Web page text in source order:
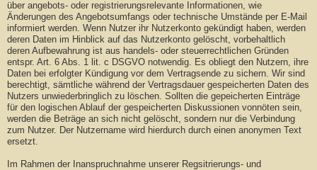
über angebots- oder registrierungsrelevante Informationen, wie
Änderungen des Angebotsumfangs oder technische Umstände per E-Mail
informiert werden. Wenn Nutzer ihr Nutzerkonto gekündigt haben, werden
deren Daten im Hinblick auf das Nutzerkonto gelöscht, vorbehaltlich
deren Aufbewahrung ist aus handels- oder steuerrechtlichen Gründen
entspr. Art. 6 Abs. 1 lit. c DSGVO notwendig. Es obliegt den Nutzern, ihre
Daten bei erfolgter Kündigung vor dem Vertragsende zu sichern. Wir sind
berechtigt, sämtliche während der Vertragsdauer gespeicherten Daten des
Nutzers unwiederbringlich zu löschen. Sollten die gepeicherten Einträge
für den logischen Ablauf der gespeicherten Diskussionen vonnöten sein,
werden die Beträge an sich nicht gelöscht, sondern nur die Verbindung
zum Nutzer. Der Nutzername wird hierdurch durch einen anonymen Text
ersetzt.
Im Rahmen der Inanspruchnahme unserer Regsitrierungs- und